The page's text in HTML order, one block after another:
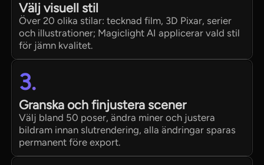
Välj visuell stil
Över 20 olika stilar: tecknad film, 3D Pixar, serier
och illustrationer; Magiclight AI applicerar vald stil
för jämn kvalitet.
3.
Granska och finjustera scener
Välj bland 50 poser, ändra miner och justera
bildram innan slutrendering, alla ändringar sparas
permanent före export.